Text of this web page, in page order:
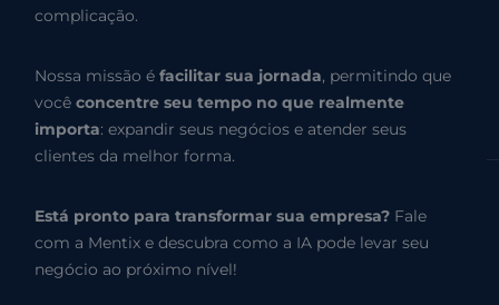
complicação.
Nossa missão éfacilitar sua jornada, permitindo que
vocêconcentre seu tempo no que realmente
importa: expandir seus negócios e atender seus
clientes da melhor forma.
Está pronto para transformar sua empresa? Fale
com a Mentix e descubra como a IA pode levar seu
negócio ao próximo nível!